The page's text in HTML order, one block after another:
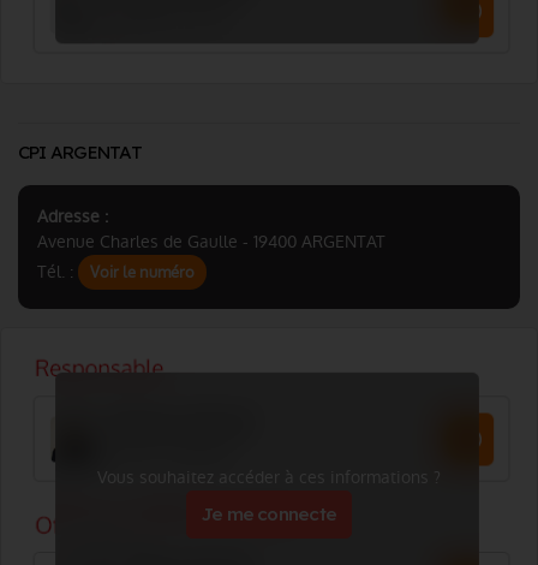
CPI ARGENTAT
Adresse :
Avenue Charles de Gaulle - 19400 ARGENTAT
Tél. :
Voir le numéro
Vous souhaitez accéder à ces informations ?
Je me connecte